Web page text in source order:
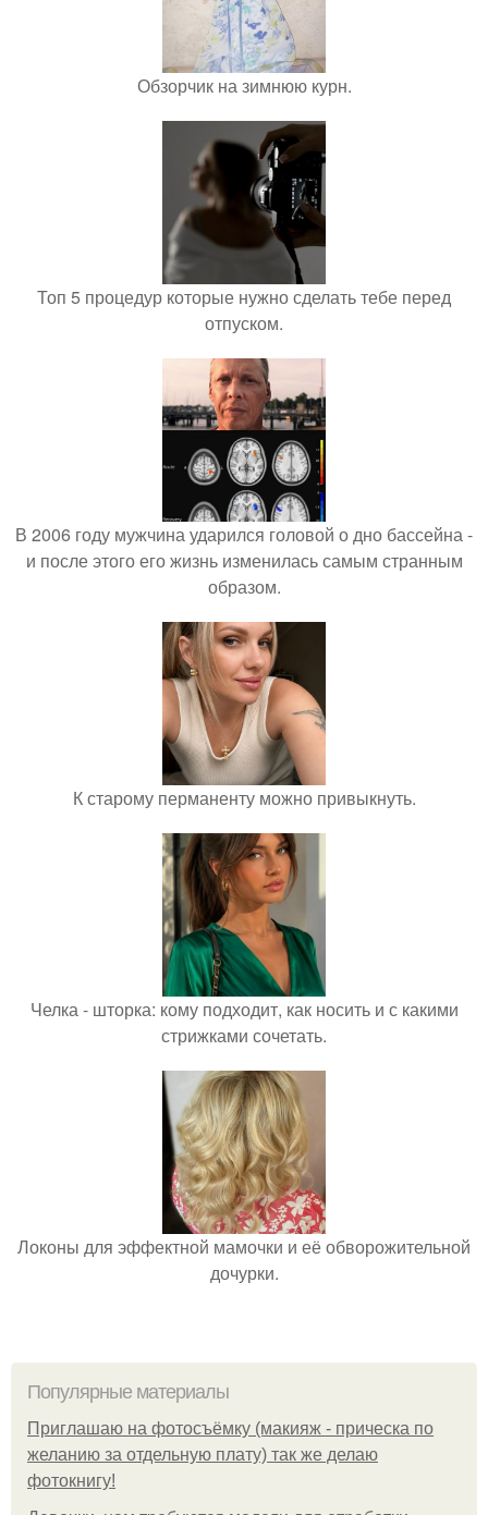
Обзорчик на зимнюю курн.
Топ 5 процедур которые нужно сделать тебе перед
отпуском.
В 2006 году мужчина ударился головой о дно бассейна -
и после этого его жизнь изменилась самым странным
образом.
К старому перманенту можно привыкнуть.
Челка - шторка: кому подходит, как носить и с какими
стрижками сочетать.
Локоны для эффектной мамочки и её обворожительной
дочурки.
Популярные материалы
Приглашаю на фотосъёмку (макияж - прическа по
желанию за отдельную плату) так же делаю
фотокнигу!